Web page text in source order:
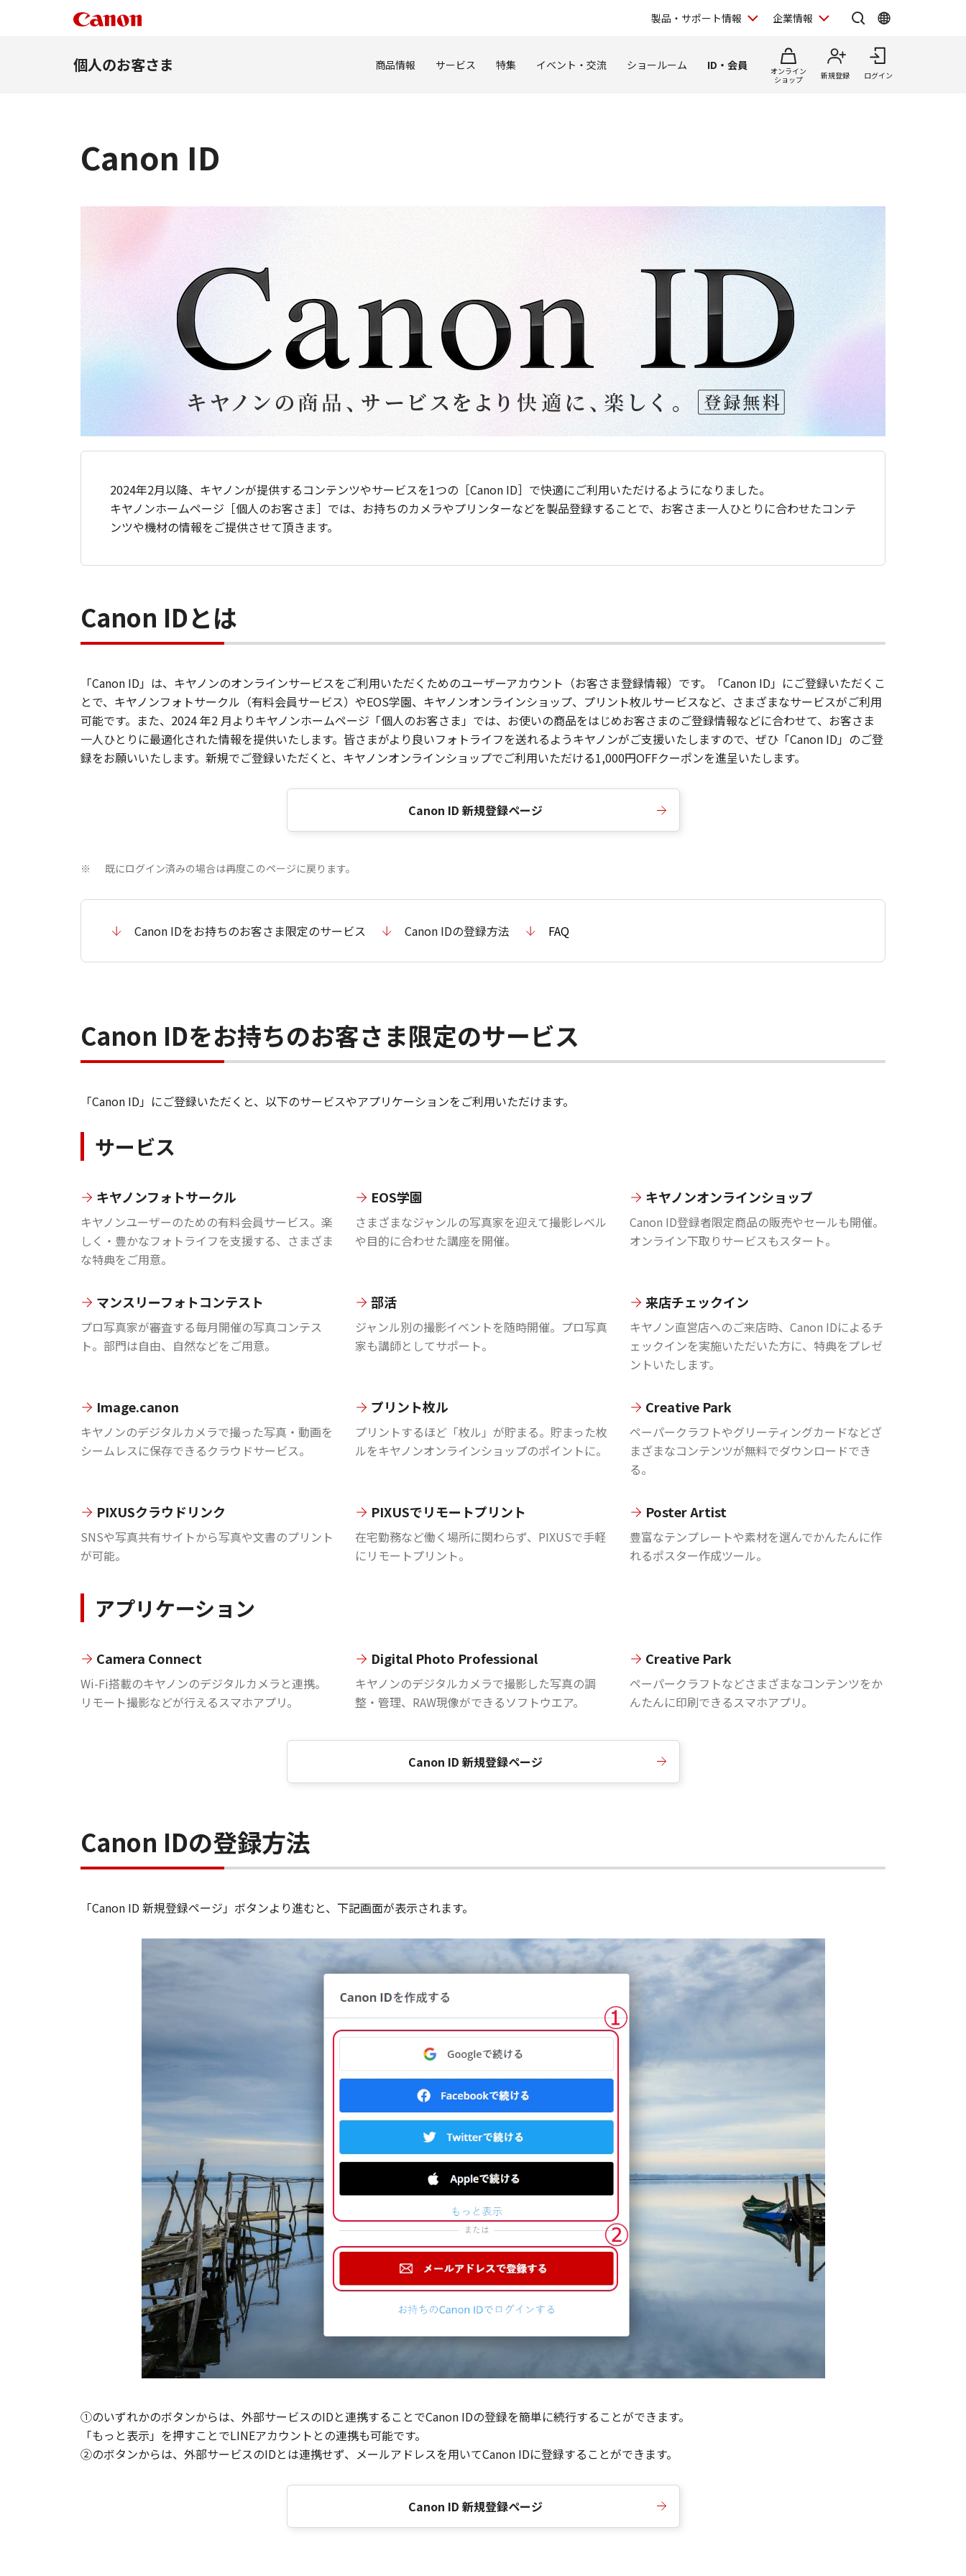
製品・サポート情報 企業情報
個人のお客さま 商品情報 サービス 特集 イベント・交流 ショールーム ID・会員
オンライン
ショップ
新規登録 ログイン
Canon ID
2024年2月以降、キヤノンが提供するコンテンツやサービスを1つの［Canon ID］で快適にご利用いただけるようになりました。
キヤノンホームページ［個人のお客さま］では、お持ちのカメラやプリンターなどを製品登録することで、お客さま一人ひとりに合わせたコンテ
ンツや機材の情報をご提供させて頂きます。
Canon IDとは
「Canon ID」は、キヤノンのオンラインサービスをご利用いただくためのユーザーアカウント（お客さま登録情報）です。「Canon ID」にご登録いただくこ
とで、キヤノンフォトサークル（有料会員サービス）やEOS学園、キヤノンオンラインショップ、プリント枚ルサービスなど、さまざまなサービスがご利用
可能です。また、2024 年2 月よりキヤノンホームページ「個人のお客さま」では、お使いの商品をはじめお客さまのご登録情報などに合わせて、お客さま
一人ひとりに最適化された情報を提供いたします。皆さまがより良いフォトライフを送れるようキヤノンがご支援いたしますので、ぜひ「Canon ID」のご登
録をお願いいたします。新規でご登録いただくと、キヤノンオンラインショップでご利用いただける1,000円OFFクーポンを進呈いたします。
Canon ID 新規登録ページ
※ 既にログイン済みの場合は再度このページに戻ります。
Canon IDをお持ちのお客さま限定のサービス Canon IDの登録方法 FAQ
Canon IDをお持ちのお客さま限定のサービス
「Canon ID」にご登録いただくと、以下のサービスやアプリケーションをご利用いただけます。
サービス
キヤノンフォトサークル
キヤノンユーザーのための有料会員サービス。楽
しく・豊かなフォトライフを支援する、さまざま
な特典をご用意。
EOS学園
さまざまなジャンルの写真家を迎えて撮影レベル
や目的に合わせた講座を開催。
キヤノンオンラインショップ
Canon ID登録者限定商品の販売やセールも開催。
オンライン下取りサービスもスタート。
マンスリーフォトコンテスト
プロ写真家が審査する毎月開催の写真コンテス
ト。部門は自由、自然などをご用意。
部活
ジャンル別の撮影イベントを随時開催。プロ写真
家も講師としてサポート。
来店チェックイン
キヤノン直営店へのご来店時、Canon IDによるチ
ェックインを実施いただいた方に、特典をプレゼ
ントいたします。
Image.canon
キヤノンのデジタルカメラで撮った写真・動画を
シームレスに保存できるクラウドサービス。
プリント枚ル
プリントするほど「枚ル」が貯まる。貯まった枚
ルをキヤノンオンラインショップのポイントに。
Creative Park
ペーパークラフトやグリーティングカードなどざ
まざまなコンテンツが無料でダウンロードでき
る。
PIXUSクラウドリンク
SNSや写真共有サイトから写真や文書のプリント
が可能。
PIXUSでリモートプリント
在宅勤務など働く場所に関わらず、PIXUSで手軽
にリモートプリント。
Poster Artist
豊富なテンプレートや素材を選んでかんたんに作
れるポスター作成ツール。
アプリケーション
Camera Connect
Wi-Fi搭載のキヤノンのデジタルカメラと連携。
リモート撮影などが行えるスマホアプリ。
Digital Photo Professional
キヤノンのデジタルカメラで撮影した写真の調
整・管理、RAW現像ができるソフトウエア。
Creative Park
ペーパークラフトなどさまざまなコンテンツをか
んたんに印刷できるスマホアプリ。
Canon ID 新規登録ページ
Canon IDの登録方法
「Canon ID 新規登録ページ」ボタンより進むと、下記画面が表示されます。
①のいずれかのボタンからは、外部サービスのIDと連携することでCanon IDの登録を簡単に続行することができます。
「もっと表示」を押すことでLINEアカウントとの連携も可能です。
②のボタンからは、外部サービスのIDとは連携せず、メールアドレスを用いてCanon IDに登録することができます。
Canon ID 新規登録ページ